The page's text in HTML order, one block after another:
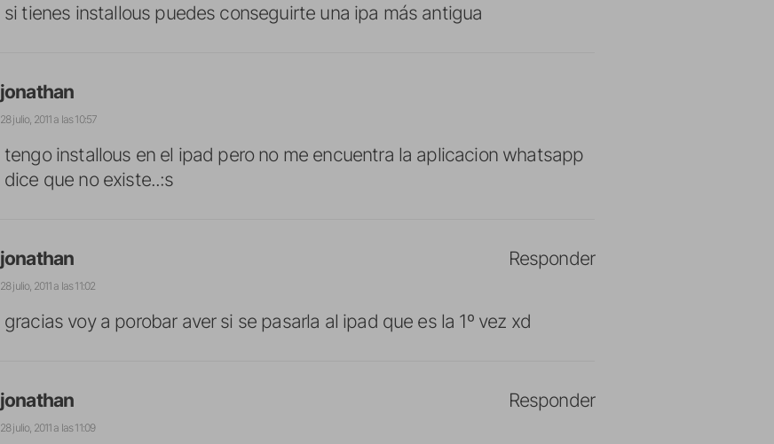
si tienes installous puedes conseguirte una ipa más antigua
jonathan
28 julio, 2011 a las 10:57
tengo installous en el ipad pero no me encuentra la aplicacion whatsapp
dice que no existe..:s
jonathan
28 julio, 2011 a las 11:02
gracias voy a porobar aver si se pasarla al ipad que es la 1º vez xd
Responder
jonathan
28 julio, 2011 a las 11:09
Responder